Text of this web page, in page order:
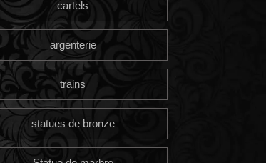
cartels
argenterie
trains
statues de bronze